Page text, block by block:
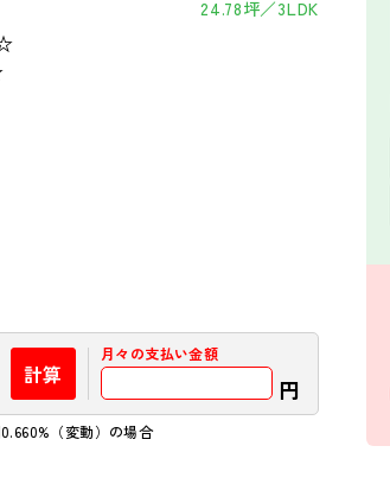
24.78坪 3LDK
計算
月々の支払い金額
円
（変動）の場合